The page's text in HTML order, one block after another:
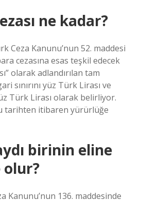
ne kadar?
Ceza Kanunu’nun 52. maddesi
cezasına esas teşkil edecek
olarak adlandırılan tam
sınırını yüz Türk Lirası ve
Türk Lirası olarak belirliyor.
tarihten itibaren yürürlüğe
birinin eline
olur?
Kanunu’nun 136. maddesinde